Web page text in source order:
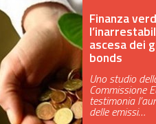
Finanza
ascesa dei
bonds
Uno studio
Commissione
testimonia
delle emissi…